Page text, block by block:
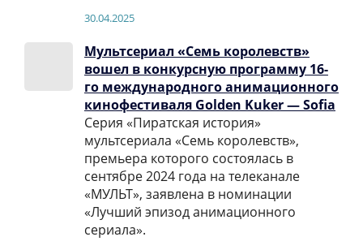
30.04.2025
Мультсериал «Семь королевств»
вошел в конкурсную программу 16-
го международного анимационного
кинофестиваля Golden Kuker — Sofia
Серия «Пиратская история»
мультсериала «Семь королевств»,
премьера которого состоялась в
сентябре 2024 года на телеканале
«МУЛЬТ», заявлена в номинации
«Лучший эпизод анимационного
сериала».